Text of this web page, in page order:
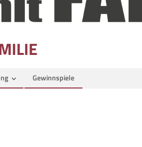
Gewinnspiele